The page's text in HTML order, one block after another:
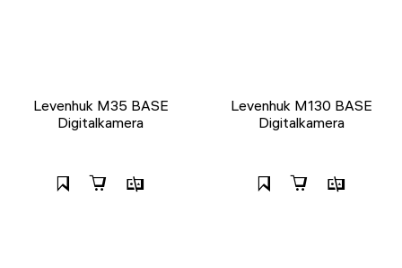
Levenhuk M35 BASE
Digitalkamera
Levenhuk M130 BASE
Digitalkamera